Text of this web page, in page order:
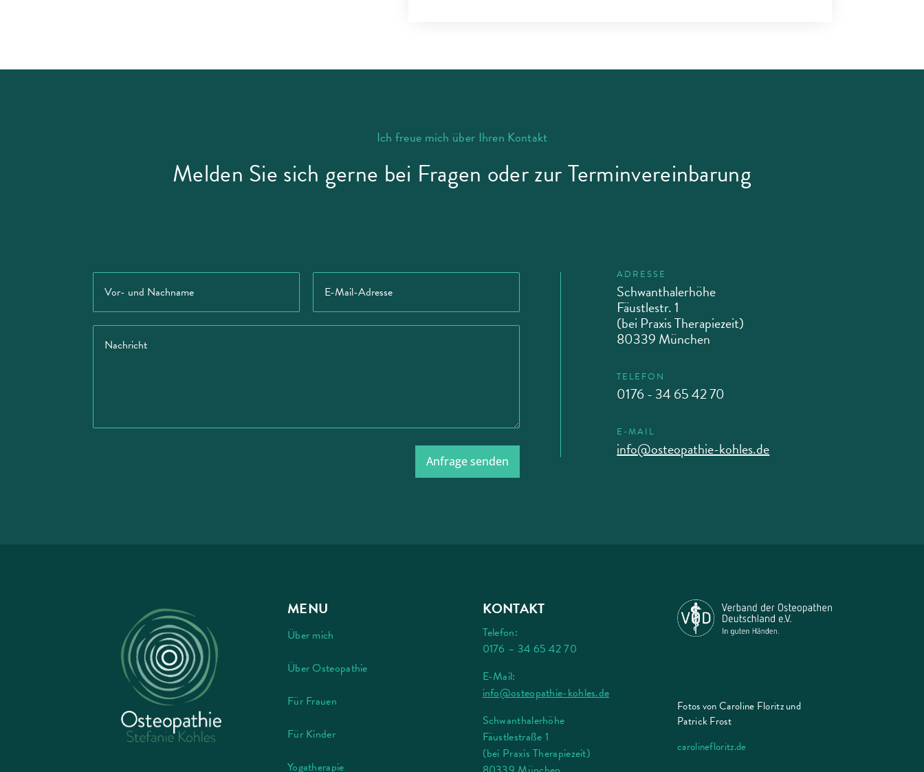
Ich freue mich über Ihren Kontakt
Melden Sie sich gerne bei Fragen oder zur Terminvereinbarung
Anfrage senden
ADRESSE
Schwanthalerhöhe
Fäustlestr. 1
(bei Praxis Therapiezeit)
80339 München
TELEFON
0176 - 34 65 42 70
E-MAIL
info@osteopathie-kohles.de
MENU
Über mich
Über Osteopathie
Für Frauen
Für Kinder
Yogatherapie
KONTAKT
Telefon:
0176 – 34 65 42 70
E-Mail:
info@osteopathie-kohles.de
Schwanthalerhöhe
Fäustlestraße 1
(bei Praxis Therapiezeit)
Fotos von Caroline Floritz und
Patrick Frost
carolinefloritz.de